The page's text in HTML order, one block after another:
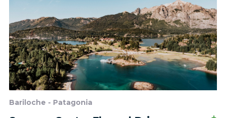
Bariloche - Patagonia